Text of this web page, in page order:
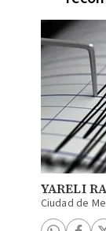
YARELI
Ciudad de